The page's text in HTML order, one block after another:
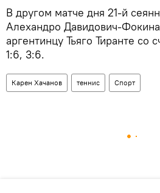
В другом матче дня 21-й
Алехандро Давидович-
аргентинцу Тьяго Тиранте со
1:6, 3:6.
Карен Хачанов теннис Спорт